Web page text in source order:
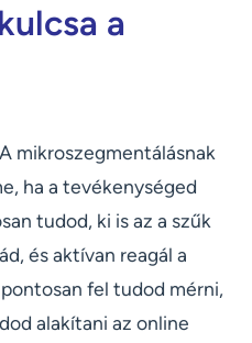
a
mikroszegmentálásnak
ha a tevékenységed
tudod, ki is az a szűk
és aktívan reagál a
fel tudod mérni,
alakítani az online